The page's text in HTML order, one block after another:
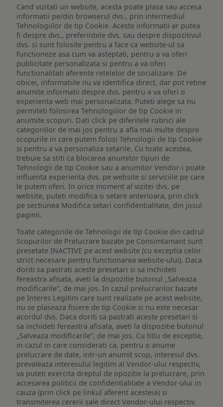
Cand vizitati un website, acesta poate plasa sau accesa
informatii pe/din browserul dvs., prin intermediul
Tehnologiilor de tip Cookie. Aceste informatii ar putea
fi despre dvs., preferintele dvs. sau despre dispozitivul
dvs. si sunt folosite pentru a face ca website-ul sa
functioneze asa cum va asteptati, pentru a va oferi
publicitate personalizata si pentru a va oferi
functionalitati aferente retelelor de socializare. De
obicei, informatiile nu va identifica direct, dar pot retine
anumite informatii despre dvs. pentru a va oferi o
experienta web mai personalizata. Puteti alege sa nu
permiteti folosirea Tehnologiilor de tip Cookie in
anumite scopuri. Dati click pe diferitele rubrici ale
categoriilor de mai jos pentru a afla mai multe despre
scopurile in care putem folosi Tehnologii de tip Cookie
si pentru a va personaliza setarile. Cu toate acestea,
trebuie sa stiti ca blocarea anumitor tipuri de
Tehnologii de tip Cookie sau a anumitor Vendor-i poate
influenta experienta dvs. pe website si serviciile pe care
le putem oferi. In orice moment al vizitei dvs. pe
website, puteti modifica o setare anterioara, prin click
pe sectiunea Modifica setari confidentialitate, din josul
paginii.
Toate categoriile de Tehnologii de tip Cookie din cadrul
Scopurilor de Prelucrare bazate pe Consimtamant sunt
presetate INACTIVE pe acest website (cu exceptia celor
strict necesare pentru functionarea website-ului). Daca
doriti sa pastrati aceste presetari si sa inchideti
fereastra afisata, aveti la dispozitie butonul „Salveaza
modificarile”, de mai jos. In cazul prelucrarilor bazate
pe Interes Legitim care sunt realizate pe acest website,
nu se plaseaza fisiere de tip Cookie si nu este necesar
acordul dvs. Daca doriti sa pastrati aceste presetari si
sa inchideti fereastra afisata, aveti la dispozitie butonul
„Salveaza modificarile”, de mai jos. Cu titlu de exceptie,
in cazul in care considerati ca, pentru o anume
prelucrare de date, intr-un anumit scop, interesul dvs.
prevaleaza interesului legitim al Vendor-ului respectiv,
va puteti exercita dreptul de opozitie la prelucrare, prin
accesarea politicii de confidentialitate a Vendor-ului in
cauza (prin click pe linkul aferent acesteia) si
transmiterea cererii sale direct Vendor-ului respectiv.